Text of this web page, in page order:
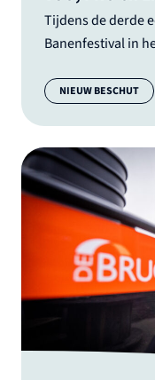
Tijdens de derde
Banenfestival in
Categorie:
NIEUW BESCHUT